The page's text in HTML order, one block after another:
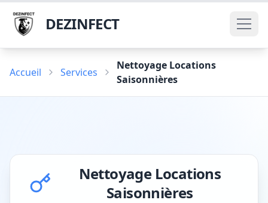
DEZINFECT
Accueil Services
Nettoyage Locations
Saisonnières
Nettoyage Locations
Saisonnières